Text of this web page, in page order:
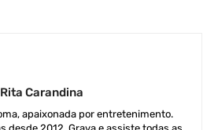
Rita Carandina
apaixonada por entretenimento.